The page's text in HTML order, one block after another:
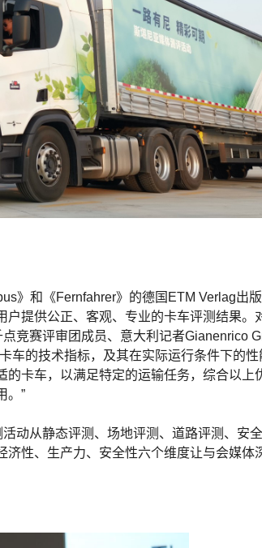
》和《Fernfahrer》的德国ETM Verlag出
提供公正、客观、专业的卡车评测结果。
竞赛评审团成员、意大利记者Gianenrico
车的技术指标，及其在实际运行条件下的
卡车，以满足特定的运输任务，综合以上
。”
动从静态评测、场地评测、道路评测、安
性、生产力、安全性六个维度让与会媒体